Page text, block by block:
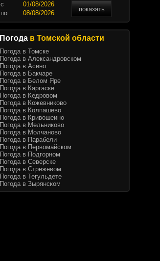
c
показать
по
Погода в Томской области
Погода в Томске
Погода в Александровском
Погода в Асино
Погода в Бакчаре
Погода в Белом Яре
Погода в Каргаске
Погода в Кедровом
Погода в Кожевниково
Погода в Колпашево
Погода в Кривошеино
Погода в Мельниково
Погода в Молчаново
Погода в Парабели
Погода в Первомайском
Погода в Подгорном
Погода в Северске
Погода в Стрежевом
Погода в Тегульдете
Погода в Зырянском